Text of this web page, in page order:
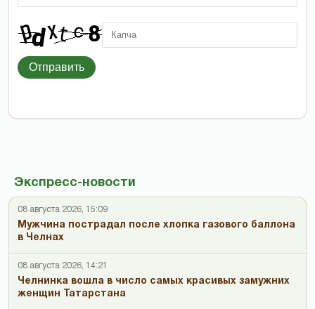
Экспресс-новости
08 августа 2026, 15:09
Мужчина пострадал после хлопка газового баллона
в Челнах
08 августа 2026, 14:21
Челнинка вошла в число самых красивых замужних
женщин Татарстана
Отправить